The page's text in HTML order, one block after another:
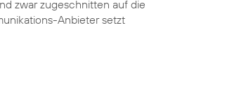
zwar zugeschnitten auf die
Anbieter setzt